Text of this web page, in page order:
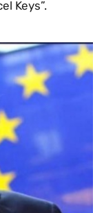
Keys”.